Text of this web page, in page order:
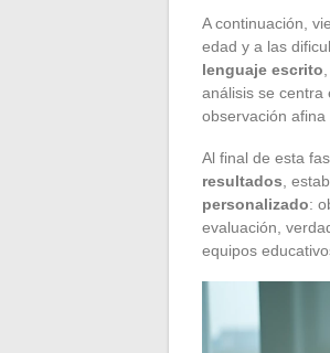
A continuación,
edad y a las
lenguaje escrito
análisis se centra
observación afina
Al final de esta
resultados ,
personalizado:
evaluación,
equipos